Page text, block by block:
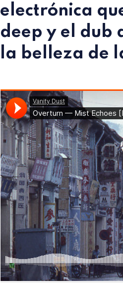
electrónica
deep y el dub
la belleza de